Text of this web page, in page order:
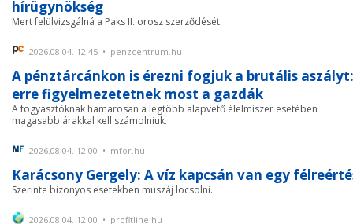
hírügynökség
Mert felülvizsgálná a Paks II. orosz szerződését.
2026.08.04. 12:45 • penzcentrum.hu
A pénztárcánkon is érezni fogjuk a brutális aszályt:
erre figyelmezetetnek most a gazdák
A fogyasztóknak hamarosan a legtöbb alapvető élelmiszer esetében
magasabb árakkal kell számolniuk.
2026.08.04. 12:00 • mfor.hu
Karácsony Gergely: A víz kapcsán van egy
Szerinte bizonyos esetekben muszáj locsolni.
2026.08.04. 12:00 • profitline.hu